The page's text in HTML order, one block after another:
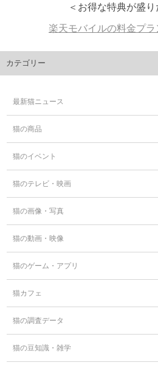
＜お得な特典が盛り
楽天モバイルの料金プラ
カテゴリー
最新猫ニュース
猫の商品
猫のイベント
猫のテレビ・映画
猫の画像・写真
猫の動画・映像
猫のゲーム・アプリ
猫カフェ
猫の調査データ
猫の豆知識・雑学